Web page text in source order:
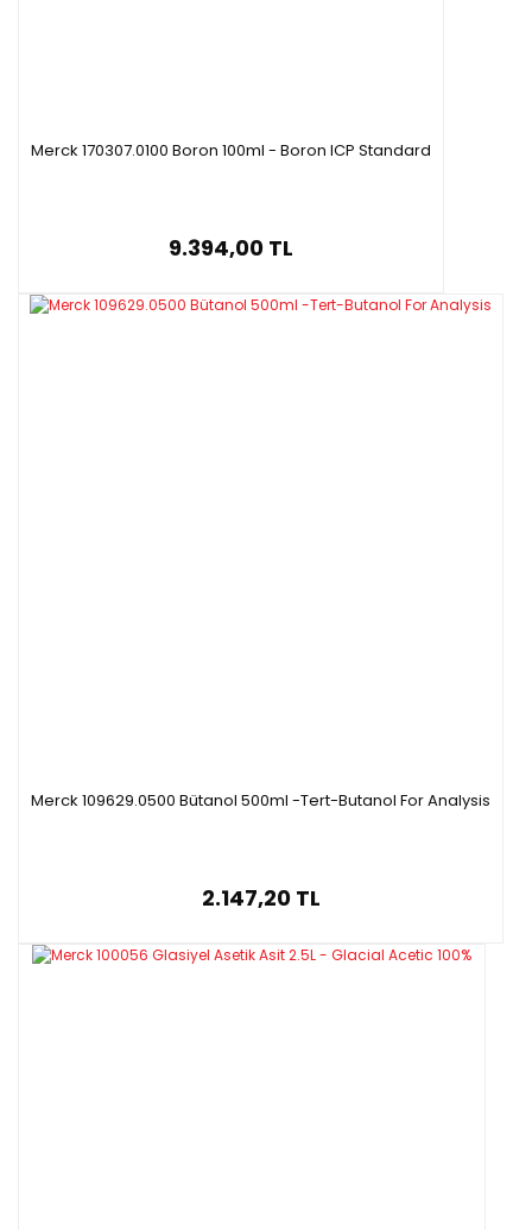
Merck 170307.0100 Boron 100ml - Boron ICP Standard
9.394,00 TL
Merck 109629.0500 Bütanol 500ml -Tert-Butanol For Analysis
2.147,20 TL